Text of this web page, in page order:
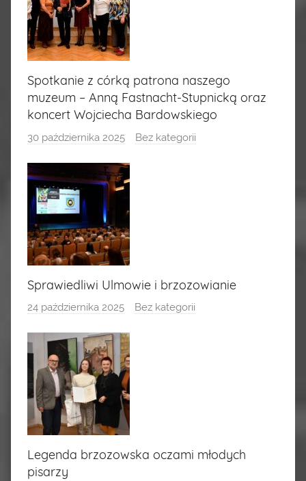
Spotkanie z córką patrona naszego
muzeum – Anną Fastnacht-Stupnicką oraz
koncert Wojciecha Bardowskiego
30 października 2025 Bez kategorii
Sprawiedliwi Ulmowie i brzozowianie
24 października 2025 Bez kategorii
Legenda brzozowska oczami młodych
pisarzy